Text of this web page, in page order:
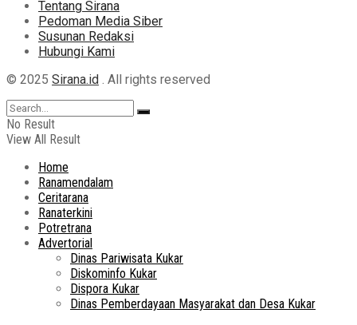
Tentang Sirana
Pedoman Media Siber
Susunan Redaksi
Hubungi Kami
© 2025 Sirana.id . All rights reserved
No Result
View All Result
Home
Ranamendalam
Ceritarana
Ranaterkini
Potretrana
Advertorial
Dinas Pariwisata Kukar
Diskominfo Kukar
Dispora Kukar
Dinas Pemberdayaan Masyarakat dan Desa Kukar